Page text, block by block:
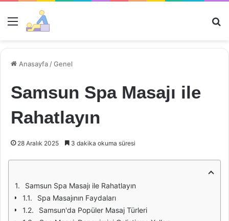
Menü
Anasayfa /Genel
Samsun Spa Masajı ile
Rahatlayın
28 Aralık 2025 3 dakika okuma süresi
Samsun Spa Masajı ile Rahatlayın
Spa Masajının Faydaları
Samsun'da Popüler Masaj Türleri